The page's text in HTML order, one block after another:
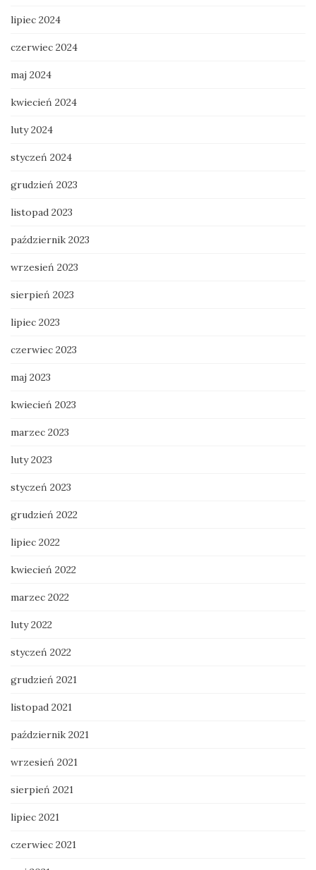
lipiec 2024
czerwiec 2024
maj 2024
kwiecień 2024
luty 2024
styczeń 2024
grudzień 2023
listopad 2023
październik 2023
wrzesień 2023
sierpień 2023
lipiec 2023
czerwiec 2023
maj 2023
kwiecień 2023
marzec 2023
luty 2023
styczeń 2023
grudzień 2022
lipiec 2022
kwiecień 2022
marzec 2022
luty 2022
styczeń 2022
grudzień 2021
listopad 2021
październik 2021
wrzesień 2021
sierpień 2021
lipiec 2021
czerwiec 2021